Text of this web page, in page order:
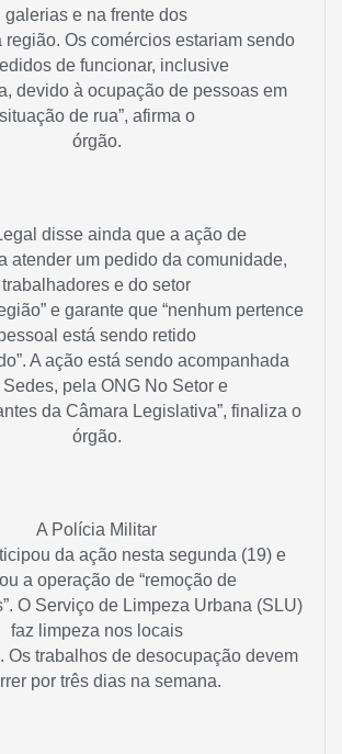
galerias e na frente dos
região. Os comércios estariam sendo
de funcionar, inclusive
devido à ocupação de pessoas em
situação de rua”, afirma o
órgão.
disse ainda que a ação de
atender um pedido da comunidade,
trabalhadores e do setor
e garante que “nenhum pertence
está sendo retido
A ação está sendo acompanhada
Sedes, pela ONG No Setor e
da Câmara Legislativa”, finaliza o
órgão.
A Polícia Militar
da ação nesta segunda (19) e
a operação de “remoção de
O Serviço de Limpeza Urbana (SLU)
faz limpeza nos locais
Os trabalhos de desocupação devem
por três dias na semana.